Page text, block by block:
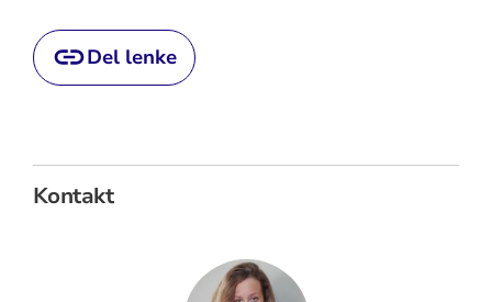
Del lenke
Kontakt